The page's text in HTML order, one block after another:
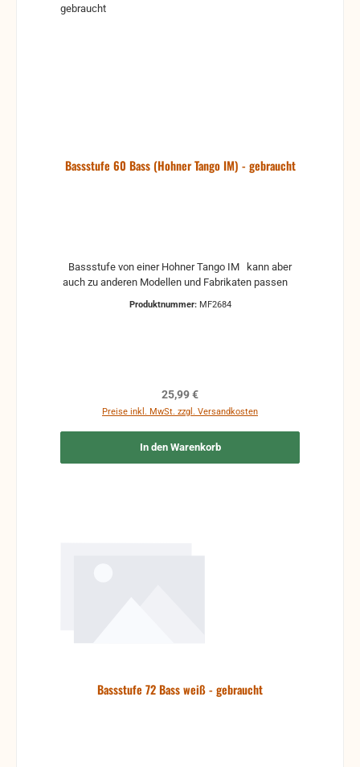
Bassstufe 60 Bass (Hohner Tango IM) - gebraucht
Bassstufe von einer Hohner Tango IM kann aber
Produktnummer: MF2684
Regulärer Preis:
25,99 €
Preise inkl. MwSt. zzgl. Versandkosten
In den Warenkorb
Bassstufe 72 Bass weiß - gebraucht